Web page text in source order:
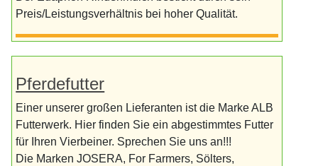
Preis/Leistungsverhältnis bei hoher Qualität.
Pferdefutter
Einer unserer großen Lieferanten ist die Marke ALB
Futterwerk. Hier finden Sie ein abgestimmtes Futter
für Ihren Vierbeiner. Sprechen Sie uns an!!!
Die Marken JOSERA, For Farmers, Sölters,